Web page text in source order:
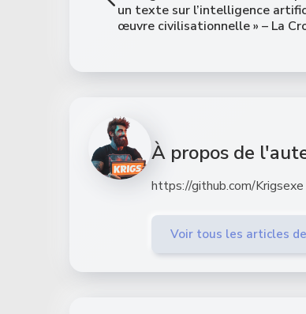
un texte sur l’intelligence
œuvre civilisationnelle » – La
À propos de
https://github.com/Krigsexe
Voir tous les articles